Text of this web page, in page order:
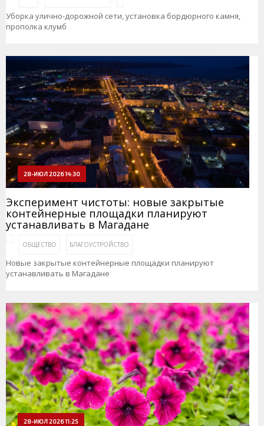
Уборка улично-дорожной сети, установка бордюрного камня,
прополка клумб
28-ИЮЛ 2026 14:30
Эксперимент чистоты: новые закрытые
контейнерные площадки планируют
устанавливать в Магадане
ОБЩЕСТВО БЛАГОУСТРОЙСТВО
Новые закрытые контейнерные площадки планируют
устанавливать в Магадане
28-ИЮЛ 2026 11:25